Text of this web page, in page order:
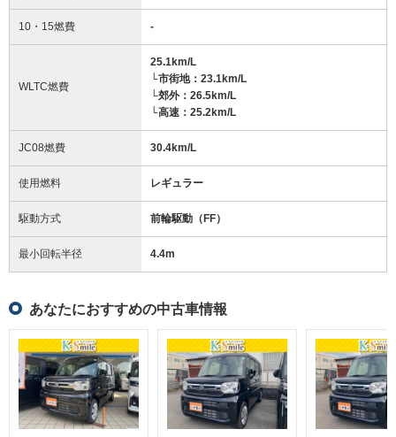
10・15燃費 -
WLTC燃費
25.1km/L
└市街地：23.1km/L
└郊外：26.5km/L
└高速：25.2km/L
JC08燃費 30.4km/L
使用燃料 レギュラー
駆動方式 前輪駆動（FF）
最小回転半径 4.4m
あなたにおすすめの中古車情報